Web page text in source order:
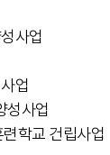
사업
업
성사업
학교 건립사업